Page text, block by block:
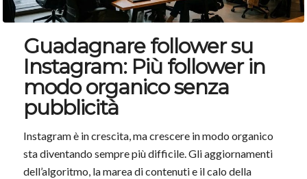
Guadagnare follower su
Instagram: Più follower in
modo organico senza
pubblicità
Instagram è in crescita, ma crescere in modo organico
sta diventando sempre più difficile. Gli aggiornamenti
dell’algoritmo, la marea di contenuti e il calo della